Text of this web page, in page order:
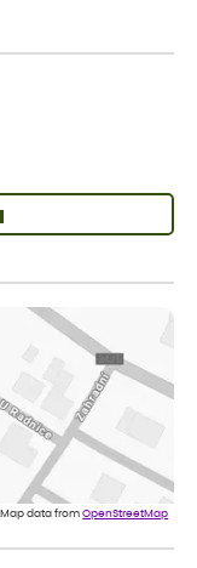
Map data fromOpenStreetMap